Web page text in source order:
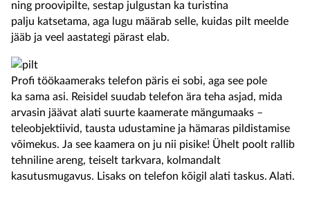
ning proovipilte, sestap julgustan ka turistina
palju katsetama, aga lugu määrab selle, kuidas pilt meelde
jääb ja veel aastategi pärast elab.
Profi töökaameraks telefon päris ei sobi, aga see pole
ka sama asi. Reisidel suudab telefon ära teha asjad, mida
arvasin jäävat alati suurte kaamerate mängumaaks –
teleobjektiivid, tausta udustamine ja hämaras pildistamise
võimekus. Ja see kaamera on ju nii pisike! Ühelt poolt rallib
tehniline areng, teiselt tarkvara, kolmandalt
kasutusmugavus. Lisaks on telefon kõigil alati taskus. Alati.